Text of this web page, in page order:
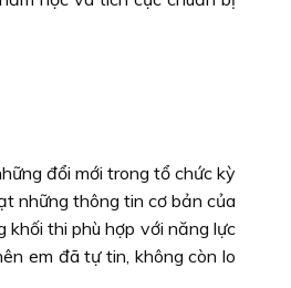
đổi mới trong tổ chức kỳ
những thông tin cơ bản của
khối thi phù hợp với năng lực
em đã tự tin, không còn lo